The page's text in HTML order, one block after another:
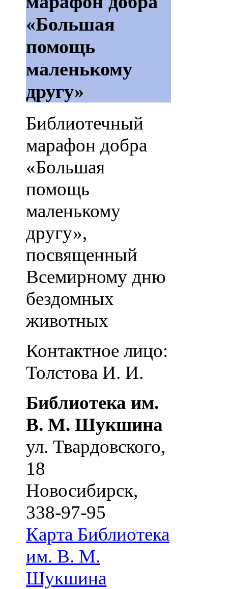
«Большая
помощь
маленькому
другу»
Библиотечный
марафон добра
«Большая
помощь
маленькому
другу»,
посвященный
Всемирному дню
бездомных
животных
Контактное лицо:
Толстова И. И.
Библиотека им.
В. М. Шукшина
ул. Твардовского,
18
Новосибирск,
338-97-95
Карта Библиотека
им. В. М.
Шукшина